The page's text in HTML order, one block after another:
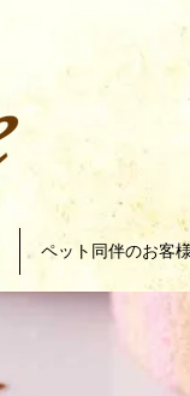
ペット同伴のお客様